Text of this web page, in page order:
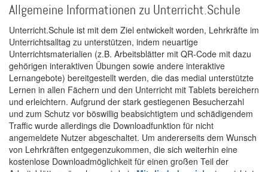
Allgemeine Informationen zu Unterricht.Schule
Unterricht.Schule ist mit dem Ziel entwickelt worden, Lehrkräfte im
Unterrichtsalltag zu unterstützen, indem neuartige
Unterrichtsmaterialien (z.B. Arbeitsblätter mit QR-Code mit dazu
gehörigen interaktiven Übungen sowie andere interaktive
Lernangebote) bereitgestellt werden, die das medial unterstützte
Lernen in allen Fächern und den Unterricht mit Tablets bereichern
und erleichtern. Aufgrund der stark gestiegenen Besucherzahl
und zum Schutz vor böswillig beabsichtigtem und schädigendem
Traffic wurde allerdings die Downloadfunktion für nicht
angemeldete Nutzer abgeschaltet. Um andererseits dem Wunsch
von Lehrkräften entgegenzukommen, die sich weiterhin eine
kostenlose Downloadmöglichkeit für einen großen Teil der